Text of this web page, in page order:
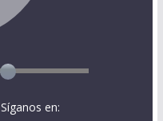
Síganos en: